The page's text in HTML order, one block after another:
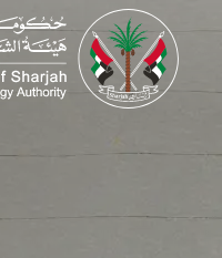
Skip to main